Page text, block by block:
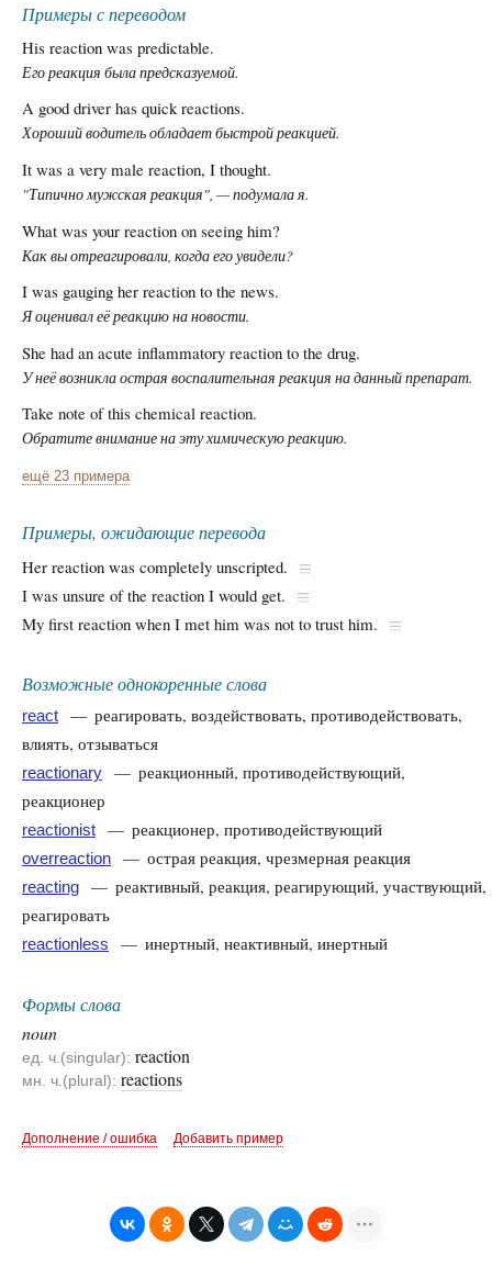
Примеры с переводом
His reaction was predictable.
Его реакция была предсказуемой.
A good driver has quick reactions.
Хороший водитель обладает быстрой реакцией.
It was a very male reaction, I thought.
"Типично мужская реакция", — подумала я.
What was your reaction on seeing him?
Как вы отреагировали, когда его увидели?
I was gauging her reaction to the news.
Я оценивал её реакцию на новости.
She had an acute inflammatory reaction to the drug.
У неё возникла острая воспалительная реакция на данный препарат.
Take note of this chemical reaction.
Обратите внимание на эту химическую реакцию.
ещё 23 примера
Примеры, ожидающие перевода
Her reaction was completely unscripted.
I was unsure of the reaction I would get.
My first reaction when I met him was not to trust him.
Возможные однокоренные слова
react
— реагировать, воздействовать, противодействовать,
влиять, отзываться
reactionary
— реакционный, противодействующий,
реакционер
reactionist — реакционер, противодействующий
overreaction — острая реакция, чрезмерная реакция
reacting
— реактивный, реакция, реагирующий, участвующий,
реагировать
reactionless — инертный, неактивный, инертный
Формы слова
noun
ед. ч.(singular): reaction
мн. ч.(plural): reactions
Дополнение / ошибка Добавить пример